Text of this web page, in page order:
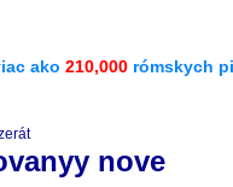
ako 210,000 rómskych
nove